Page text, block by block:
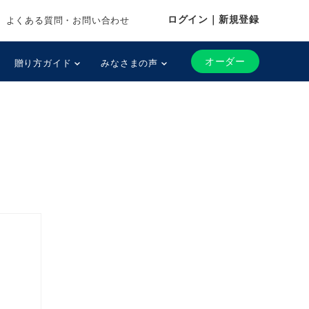
よくある質問・お問い合わせ ログイン｜新規登録
贈り方ガイド みなさまの声 オーダー